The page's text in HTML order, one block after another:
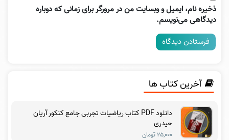
ذخیره نام، ایمیل و وبسایت من در مرورگر برای زمانی که دوباره
دیدگاهی می‌نویسم.
آخرین کتاب ها
دانلود PDF کتاب ریاضیات تجربی جامع کنکور آریان
حیدری
۲۵,۰۰۰ تومان